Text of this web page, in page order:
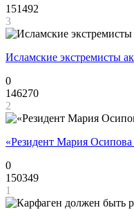
151492
3
Исламские экстремисты
0
146270
2
«Резидент Мария
0
150349
1